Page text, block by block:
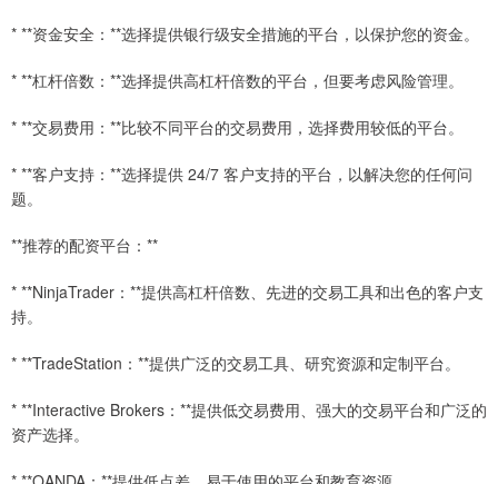
* **资金安全：**选择提供银行级安全措施的平台，以保护您的资金。
* **杠杆倍数：**选择提供高杠杆倍数的平台，但要考虑风险管理。
* **交易费用：**比较不同平台的交易费用，选择费用较低的平台。
* **客户支持：**选择提供 24/7 客户支持的平台，以解决您的任何问
题。
**推荐的配资平台：**
* **NinjaTrader：**提供高杠杆倍数、先进的交易工具和出色的客户支
持。
* **TradeStation：**提供广泛的交易工具、研究资源和定制平台。
* **Interactive Brokers：**提供低交易费用、强大的交易平台和广泛的
资产选择。